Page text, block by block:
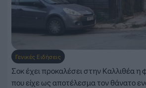
Γενικές Ειδήσεις
Σοκ έχει προκαλέσει στην Καλλιθέα η
που είχε ως αποτέλεσμα τον θάνατο